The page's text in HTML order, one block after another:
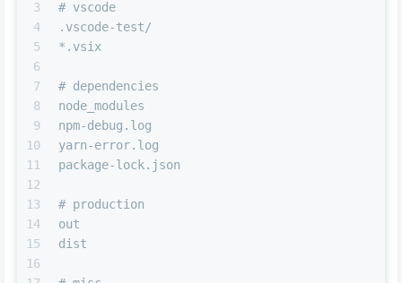
3
4
5
6
7
8
9
10
11
12
13
14
15
16
# vscode
.vscode-test/
*.vsix
# dependencies
node_modules
npm-debug.log
yarn-error.log
package-lock.json
# production
out
dist